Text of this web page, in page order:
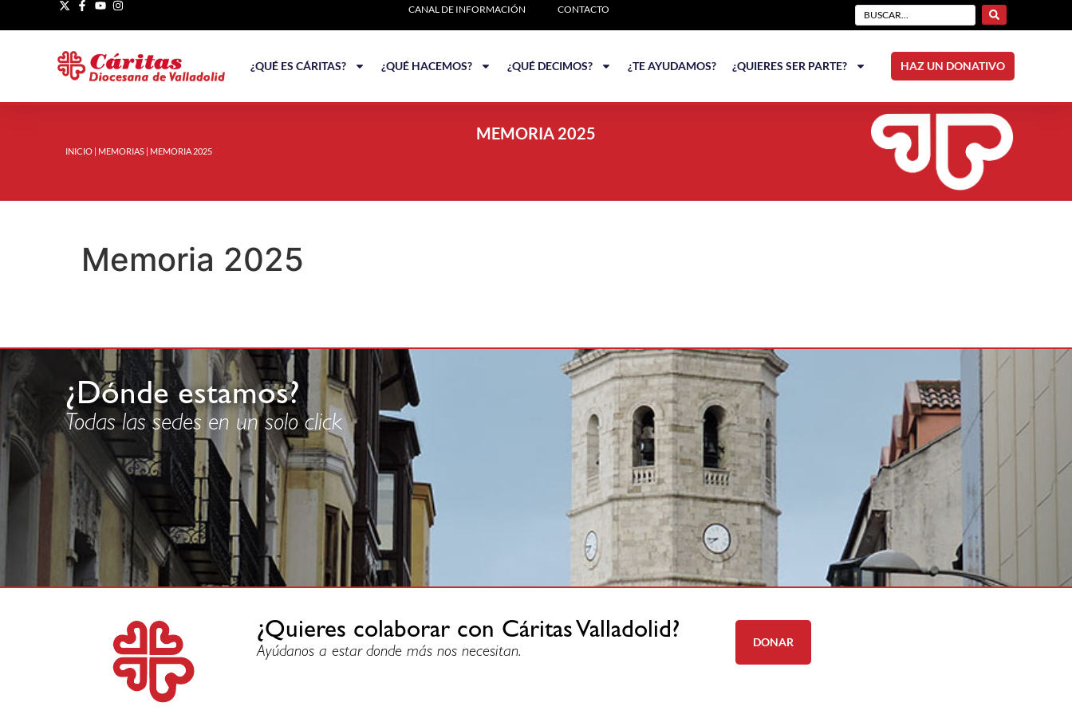
CANAL DE INFORMACIÓN CONTACTO
¿QUÉ ES CÁRITAS? ¿QUÉ HACEMOS? ¿QUÉ DECIMOS? ¿TE AYUDAMOS? ¿QUIERES SER PARTE? HAZ UN DONATIVO
MEMORIA 2025
INICIO | MEMORIAS | MEMORIA 2025
Memoria 2025
¿Dónde estamos?
Todas las sedes en un solo click
¿Quieres colaborar con Cáritas Valladolid?
Ayúdanos a estar donde más nos necesitan.
DONAR